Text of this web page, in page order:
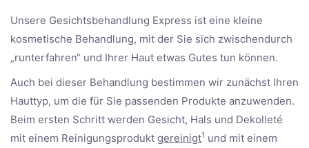
Unsere Gesichtsbehandlung Express ist eine kleine
kosmetische Behandlung, mit der Sie sich zwischendurch
„runterfahren“ und Ihrer Haut etwas Gutes tun können.
Auch bei dieser Behandlung bestimmen wir zunächst Ihren
Hauttyp, um die für Sie passenden Produkte anzuwenden.
Beim ersten Schritt werden Gesicht, Hals und Dekolleté
mit einem Reinigungsprodukt gereinigt1 und mit einem